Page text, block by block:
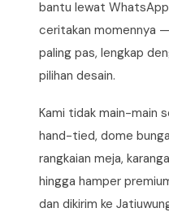
bantu lewat WhatsApp
ceritakan momennya
paling pas, lengkap
pilihan desain.
Kami tidak main-main
hand-tied, dome
rangkaian meja,
hingga hamper
dan dikirim ke